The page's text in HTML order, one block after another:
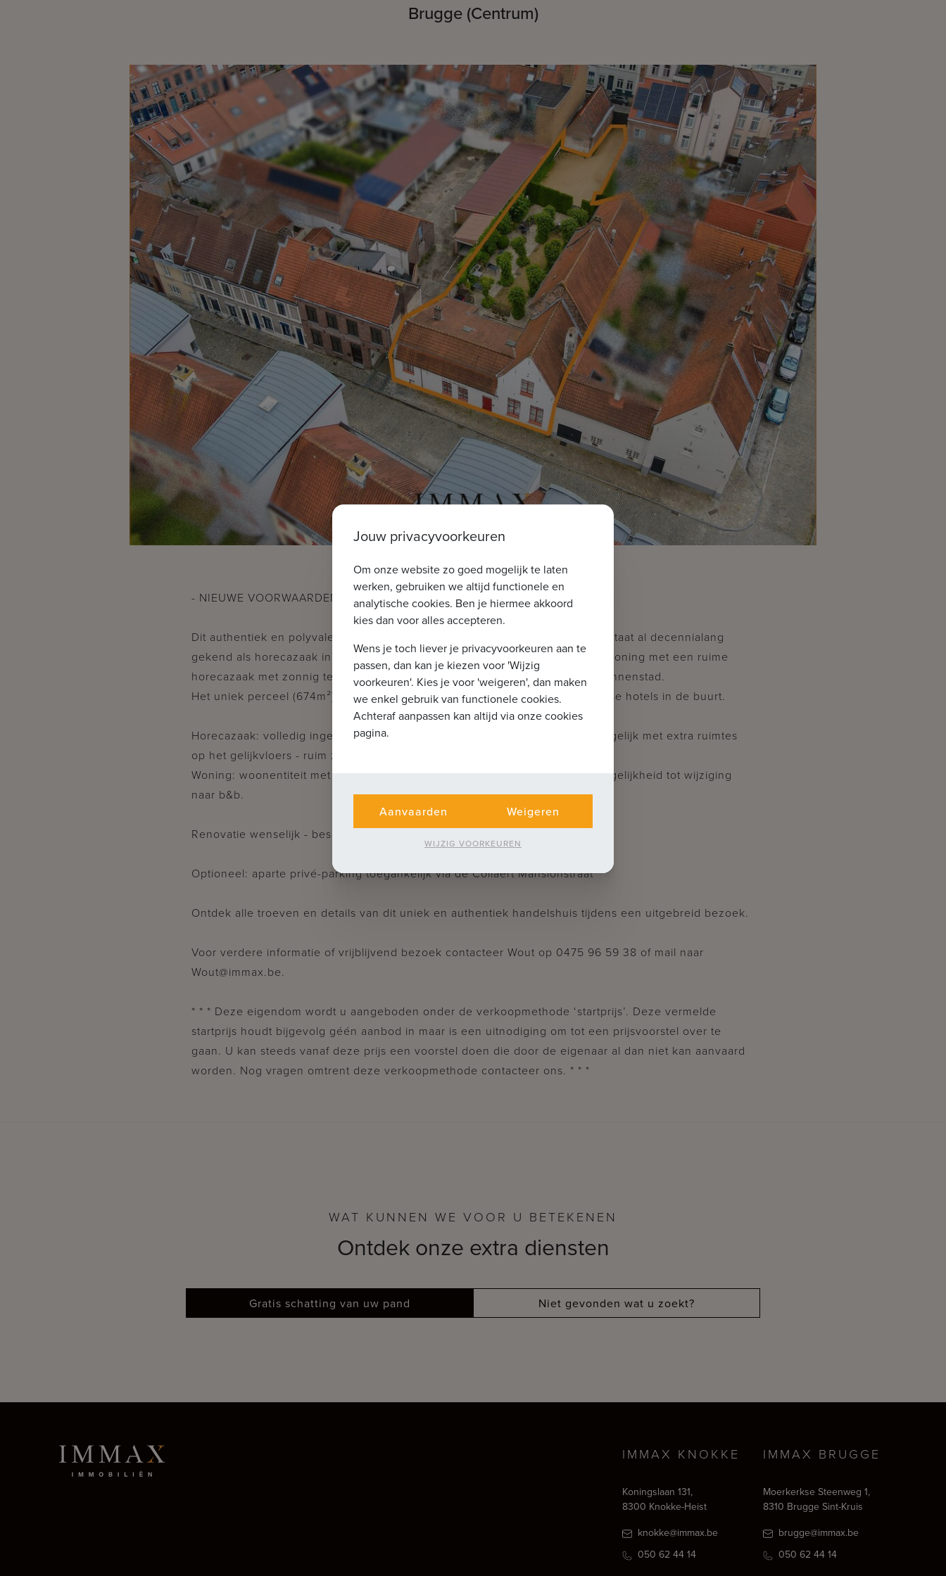
Brugge (Centrum)
- NIEUWE VOORWAARDEN -
Dit authentiek en polyvalent handelshuis 'Afspanning 't Oud Handbogenhof' staat al decennialang
gekend als horecazaak in het centrum van Brugge. De combinatie van een woning met een ruime
horecazaak met zonnig terras en privé-parking zijn uniek in de historische binnenstad.
Het uniek perceel (674m²) is gelegen vlakbij St-Gilliskerk omringd door diverse hotels in de buurt.
Horecazaak: volledig ingerichte keuken - restaurant met bar - uitbreiding mogelijk met extra ruimtes
op het gelijkvloers - ruim zonnig terras
Woning: woonentiteit met mogelijkheid tot 4 à 6 slaapkamers - eventueel mogelijkheid tot wijziging
naar b&b.
Renovatie wenselijk - beschermd erfgoed - geen overname handelsfonds.
Optioneel: aparte privé-parking toegankelijk via de Collaert Mansionstraat
Ontdek alle troeven en details van dit uniek en authentiek handelshuis tijdens een uitgebreid bezoek.
Voor verdere informatie of vrijblijvend bezoek contacteer Wout op 0475 96 59 38 of mail naar
Wout@immax.be.
* * * Deze eigendom wordt u aangeboden onder de verkoopmethode ‘startprijs’. Deze vermelde
startprijs houdt bijgevolg géén aanbod in maar is een uitnodiging om tot een prijsvoorstel over te
gaan. U kan steeds vanaf deze prijs een voorstel doen die door de eigenaar al dan niet kan aanvaard
worden. Nog vragen omtrent deze verkoopmethode contacteer ons. * * *
WAT KUNNEN WE VOOR U BETEKENEN
Ontdek onze extra diensten
Gratis schatting van uw pand Niet gevonden wat u zoekt?
IMMAX KNOKKE
Koningslaan 131,
8300 Knokke-Heist
knokke@immax.be
050 62 44 14
IMMAX BRUGGE
Moerkerkse Steenweg 1,
8310 Brugge Sint-Kruis
brugge@immax.be
050 62 44 14
Jouw privacyvoorkeuren
Om onze website zo goed mogelijk te laten
werken, gebruiken we altijd functionele en
analytische cookies. Ben je hiermee akkoord
kies dan voor alles accepteren.
Wens je toch liever je privacyvoorkeuren aan te
passen, dan kan je kiezen voor 'Wijzig
voorkeuren'. Kies je voor 'weigeren', dan maken
we enkel gebruik van functionele cookies.
Achteraf aanpassen kan altijd via onze cookies
pagina.
Aanvaarden Weigeren
WIJZIG VOORKEUREN